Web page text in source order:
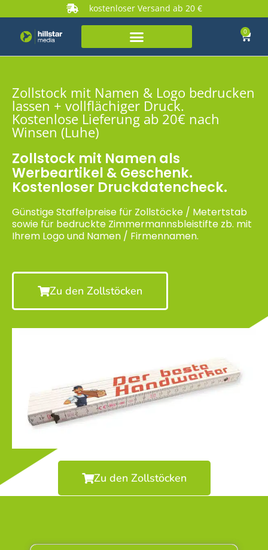
kostenloser Versand ab 20 €
0
Zollstock mit Namen & Logo bedrucken
lassen + vollflächiger Druck.
Kostenlose Lieferung ab 20€ nach
Winsen (Luhe)
Zollstock mit Namen als
Werbeartikel & Geschenk.
Kostenloser Druckdatencheck.
Günstige Staffelpreise für Zollstöcke / Metertstab
sowie für bedruckte Zimmermannsbleistifte zb. mit
Ihrem Logo und Namen / Firmennamen.
Zu den Zollstöcken
Zu den Zollstöcken